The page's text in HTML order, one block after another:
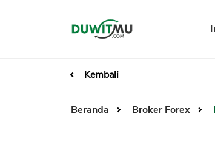
Kembali
Beranda Broker Forex